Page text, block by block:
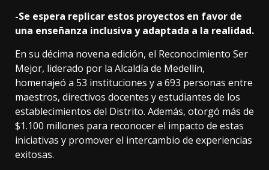
-Se espera replicar estos proyectos en favor de
una enseñanza inclusiva y adaptada a la realidad.
En su décima novena edición, el Reconocimiento Ser
Mejor, liderado por la Alcaldía de Medellín,
homenajeó a 53 instituciones y a 693 personas entre
maestros, directivos docentes y estudiantes de los
establecimientos del Distrito. Además, otorgó más de
$1.100 millones para reconocer el impacto de estas
iniciativas y promover el intercambio de experiencias
exitosas.